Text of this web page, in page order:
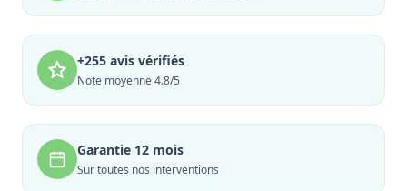
+255 avis vérifiés
Note moyenne 4.8/5
Garantie 12 mois
Sur toutes nos interventions